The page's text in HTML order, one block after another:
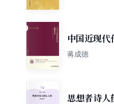
中国近现代
蒋成德
思想者诗人